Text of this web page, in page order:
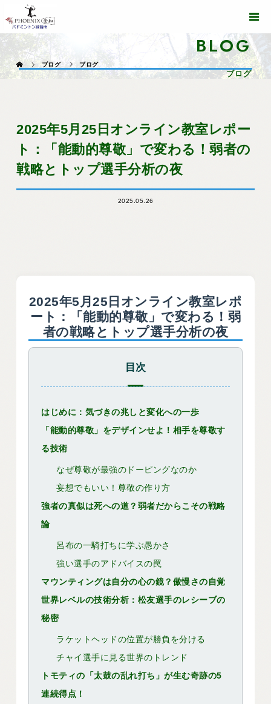
BLOG
ブログ
ブログ ブログ
2025年5月25日オンライン教室レポー
ト：「能動的尊敬」で変わる！弱者の
戦略とトップ選手分析の夜
2025.05.26
2025年5月25日オンライン教室レポ
ート：「能動的尊敬」で変わる！弱
者の戦略とトップ選手分析の夜
目次
はじめに：気づきの兆しと変化への一歩
「能動的尊敬」をデザインせよ！相手を尊敬す
る技術
なぜ尊敬が最強のドーピングなのか
妄想でもいい！尊敬の作り方
強者の真似は死への道？弱者だからこその戦略
論
呂布の一騎打ちに学ぶ愚かさ
強い選手のアドバイスの罠
マウンティングは自分の心の鏡？傲慢さの自覚
世界レベルの技術分析：松友選手のレシーブの
秘密
ラケットヘッドの位置が勝負を分ける
チャイ選手に見る世界のトレンド
トモティの「太鼓の乱れ打ち」が生む奇跡の5
連続得点！